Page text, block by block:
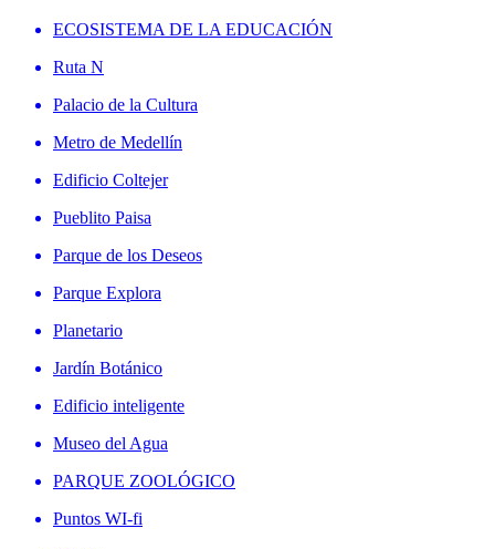
ECOSISTEMA DE LA EDUCACIÓN
Ruta N
Palacio de la Cultura
Metro de Medellín
Edificio Coltejer
Pueblito Paisa
Parque de los Deseos
Parque Explora
Planetario
Jardín Botánico
Edificio inteligente
Museo del Agua
PARQUE ZOOLÓGICO
Puntos WI-fi